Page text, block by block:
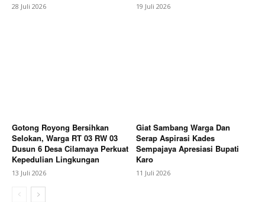
28 Juli 2026 19 Juli 2026
Gotong Royong Bersihkan
Selokan, Warga RT 03 RW 03
Dusun 6 Desa Cilamaya Perkuat
Kepedulian Lingkungan
13 Juli 2026
Giat Sambang Warga Dan
Serap Aspirasi Kades
Sempajaya Apresiasi Bupati
Karo
11 Juli 2026